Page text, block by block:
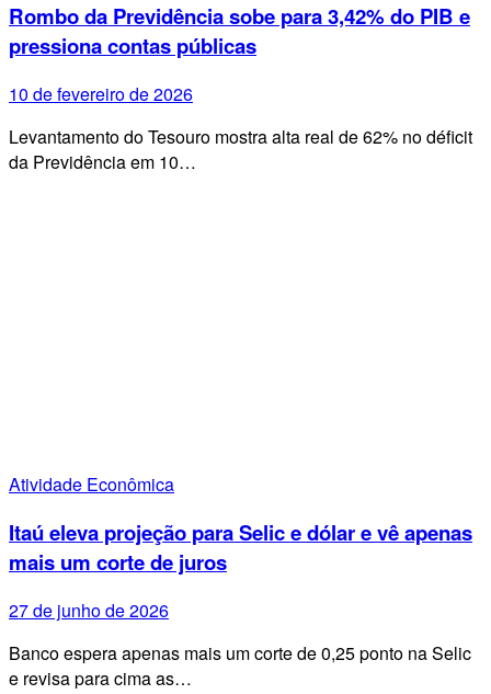
Rombo da Previdência sobe para 3,42% do PIB e
pressiona contas públicas
10 de fevereiro de 2026
Levantamento do Tesouro mostra alta real de 62% no déficit
da Previdência em 10…
Atividade Econômica
Itaú eleva projeção para Selic e dólar e vê apenas
mais um corte de juros
27 de junho de 2026
Banco espera apenas mais um corte de 0,25 ponto na Selic
e revisa para cima as…